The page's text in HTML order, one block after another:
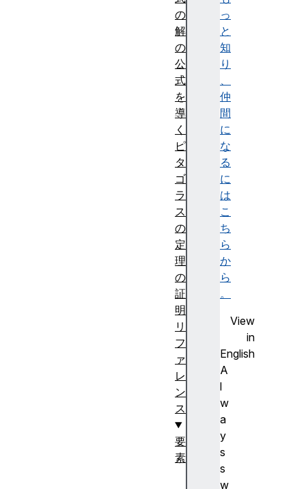
っ
と
知
り
、
仲
間
に
な
る
に
は
こ
ち
ら
か
ら
。
View
in
English
A
l
w
a
y
s
s
w
の
解
の
公
式
を
導
く
ピ
タ
ゴ
ラ
ス
の
定
理
の
証
明
リ
フ
ァ
レ
ン
ス
要
素